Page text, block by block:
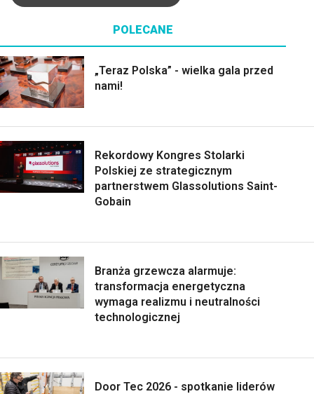
POLECANE
„Teraz Polska” - wielka gala przed
nami!
Rekordowy Kongres Stolarki
Polskiej ze strategicznym
partnerstwem Glassolutions Saint-
Gobain
Branża grzewcza alarmuje:
transformacja energetyczna
wymaga realizmu i neutralności
technologicznej
Door Tec 2026 - spotkanie liderów